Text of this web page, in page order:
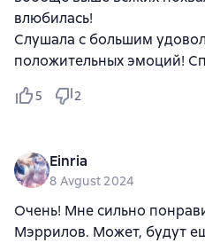
влюбилась!
Слушала с большим
положительных эмоций!
5 2
Einria
8 Avgust 2024
Очень! Мне сильно
Мэррилов. Может, будут